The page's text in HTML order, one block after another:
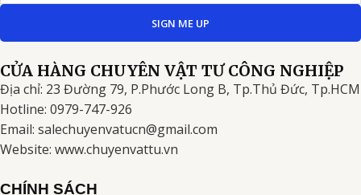
SIGN ME UP
CỬA HÀNG CHUYÊN VẬT TƯ CÔNG NGHIỆP
Địa chỉ: 23 Đường 79, P.Phước Long B, Tp.Thủ Đức, Tp.HCM
Hotline: 0979-747-926
Email: salechuyenvatucn@gmail.com
Website: www.chuyenvattu.vn
CHÍNH SÁCH